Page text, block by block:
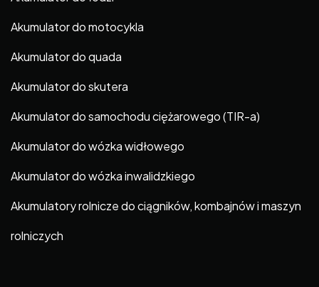
Akumulator do motocykla
Akumulator do quada
Akumulator do skutera
Akumulator do samochodu ciężarowego (TIR-a)
Akumulator do wózka widłowego
Akumulator do wózka inwalidzkiego
Akumulatory rolnicze do ciągników, kombajnów i maszyn
rolniczych